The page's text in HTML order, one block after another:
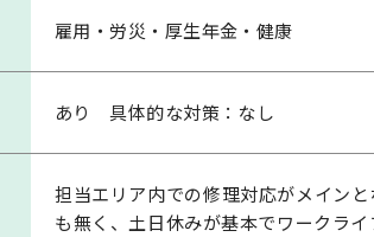
雇用・労災・厚生年金・健康
あり 具体的な対策：なし
担当エリア内での修理対応がメイン
も無く、土日休みが基本でワークラ